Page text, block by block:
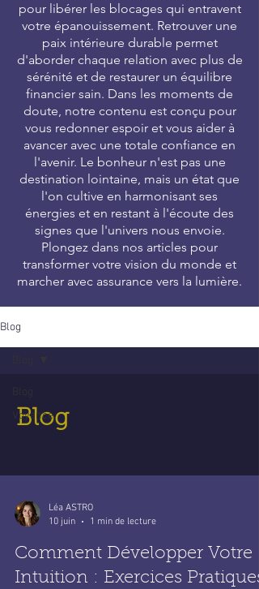
pour libérer les blocages qui entravent
votre épanouissement. Retrouver une
paix intérieure durable permet
d'aborder chaque relation avec plus de
sérénité et de restaurer un équilibre
financier sain. Dans les moments de
doute, notre contenu est conçu pour
vous redonner espoir et vous aider à
avancer avec une totale confiance en
l'avenir. Le bonheur n'est pas une
destination lointaine, mais un état que
l'on cultive en harmonisant ses
énergies et en restant à l'écoute des
signes que l'univers nous envoie.
Plongez dans nos articles pour
transformer votre vision du monde et
marcher avec assurance vers la lumière.
Blog
Voyance
Blog
Léa ASTRO
10 juin
1 min de lecture
Comment Développer Votre
Intuition : Exercices Pratiques